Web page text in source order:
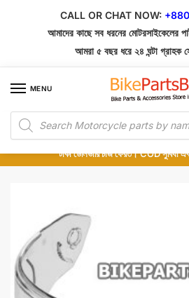
CALL OR CHAT NOW:
আমাদের কাছে সব ধরনের মোটরসাইকেলের
আমরা ৫ বছর ধরে ২৪ ঘন্টা গ্রাহক
MENU
Products
search
১০০% অরিজিনাল পার্টস – শোরুম থেকে সরাসরি সংগ্রহ এবং
অর্ডার করার পর পার্টের ছবি দেখুন। পছন্দ হলে Cash on
টাকা ডেলিভারি চার্জ ফেরত। COD সুবিধা